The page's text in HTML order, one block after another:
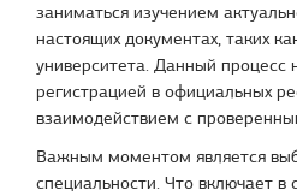
заниматься изучением
настоящих документах, таких
университета. Данный процесс
регистрацией в официальных
взаимодействием с
Важным моментом является
специальности. Что включает в